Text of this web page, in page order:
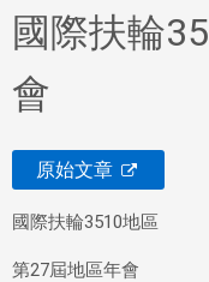
國際扶輪
會
原始文章
國際扶輪3510地區
第27屆地區年會